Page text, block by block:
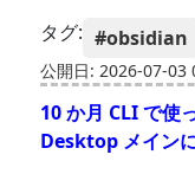
タグ: #obsidian
公開日: 2026-07-03
10 か月 CLI で使
Desktop メイン